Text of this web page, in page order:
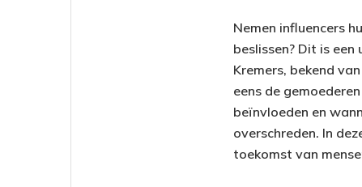
Nemen influencers
beslissen? Dit is
Kremers, bekend van
eens de
beïnvloeden en
overschreden. In
toekomst van